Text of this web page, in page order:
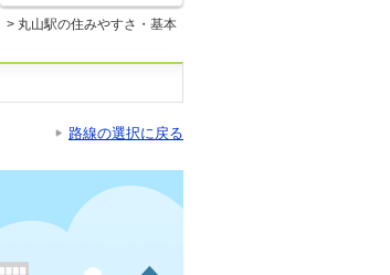
> 丸山駅の住みやすさ・基本
路線の選択に戻る